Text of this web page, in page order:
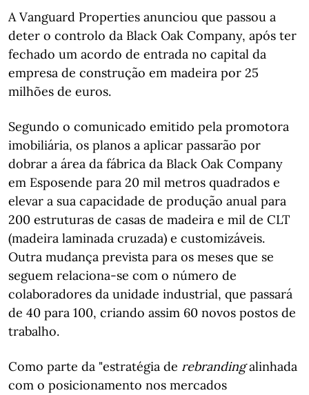
A Vanguard Properties anunciou que passou a
deter o controlo da Black Oak Company, após ter
fechado um acordo de entrada no capital da
empresa de construção em madeira por 25
milhões de euros.
Segundo o comunicado emitido pela promotora
imobiliária, os planos a aplicar passarão por
dobrar a área da fábrica da Black Oak Company
em Esposende para 20 mil metros quadrados e
elevar a sua capacidade de produção anual para
200 estruturas de casas de madeira e mil de CLT
(madeira laminada cruzada) e customizáveis.
Outra mudança prevista para os meses que se
seguem relaciona-se com o número de
colaboradores da unidade industrial, que passará
de 40 para 100, criando assim 60 novos postos de
trabalho.
Como parte da "estratégia de rebrandingalinhada
com o posicionamento nos mercados